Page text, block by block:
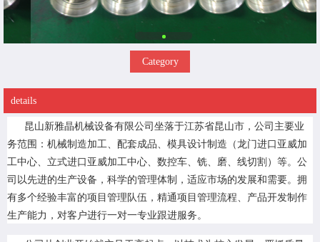
Category
details
昆山新雅晶机械设备有限公司坐落于江苏省昆山市，公司主要业
务范围：机械制造加工、配套成品、模具设计制造（龙门进口亚威加
工中心、立式进口亚威加工中心、数控车、铣、磨、线切割）等。公
司以先进的生产设备，科学的管理体制，适应市场的发展和需要。拥
有多个经验丰富的项目管理队伍，精通项目管理流程、产品开发制作
生产能力，对客户进行一对一专业跟进服务。